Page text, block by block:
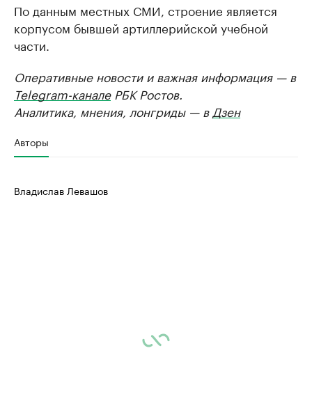
По данным местных СМИ, строение является
корпусом бывшей артиллерийской учебной
части.
Оперативные новости и важная информация — в
Telegram-каналеРБК Ростов.
Аналитика, мнения, лонгриды — в Дзен
Авторы
Владислав Левашов